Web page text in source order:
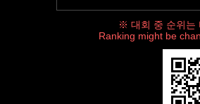
※ 대회 중 순위는
Ranking might be